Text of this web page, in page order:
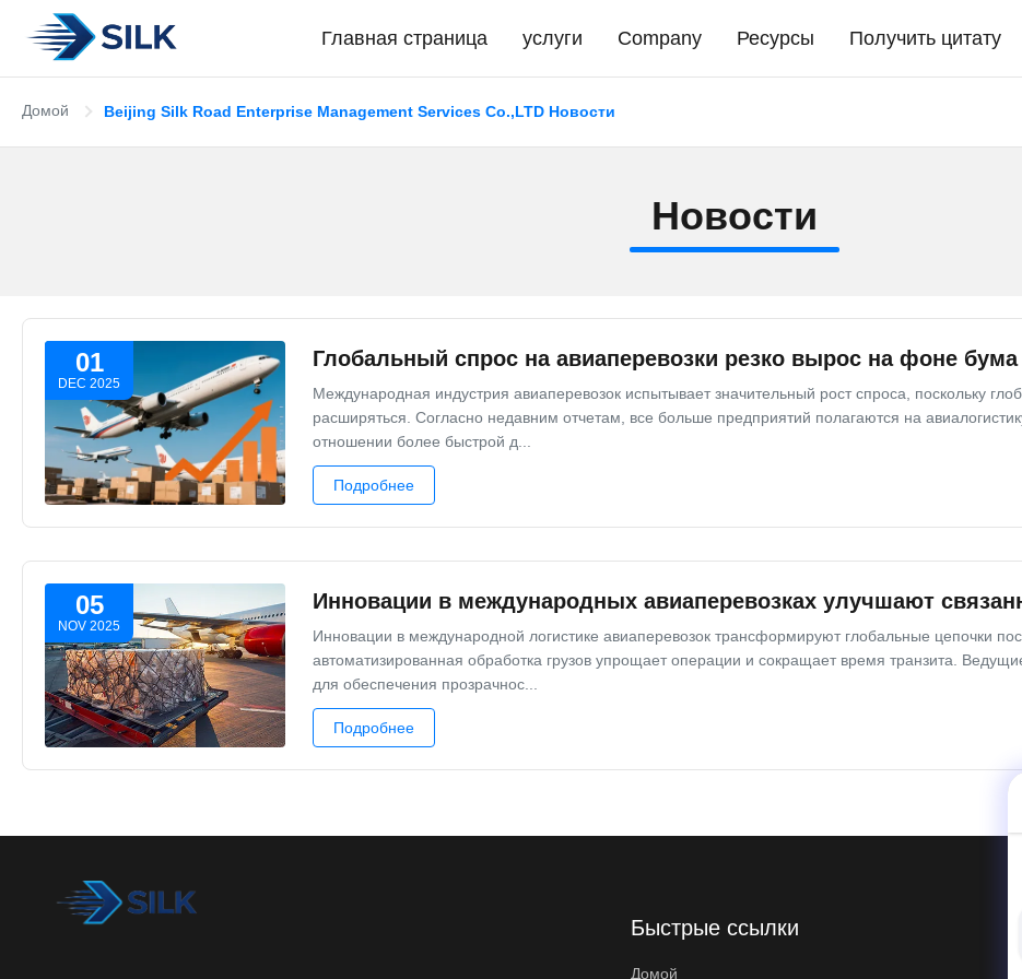
Главная страница услуги Company Ресурсы Получить цитату
Домой Beijing Silk Road Enterprise Management Services Co.,LTD Новости
Новости
01
DEC 2025
Глобальный спрос на авиаперевозки резко вырос на фоне
Международная индустрия авиаперевозок испытывает значительный рост спроса, поскольку
расширяться. Согласно недавним отчетам, все больше предприятий полагаются на
отношении более быстрой д...
Подробнее
05
NOV 2025
Инновации в международных авиаперевозках улучшают
Инновации в международной логистике авиаперевозок трансформируют глобальные цепочки
автоматизированная обработка грузов упрощает операции и сокращает время транзита.
для обеспечения прозрачнос...
Подробнее
Быстрые ссылки
Домой